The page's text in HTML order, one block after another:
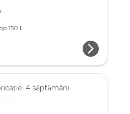
150 L
arrow_forward_ios
4 săptămâni